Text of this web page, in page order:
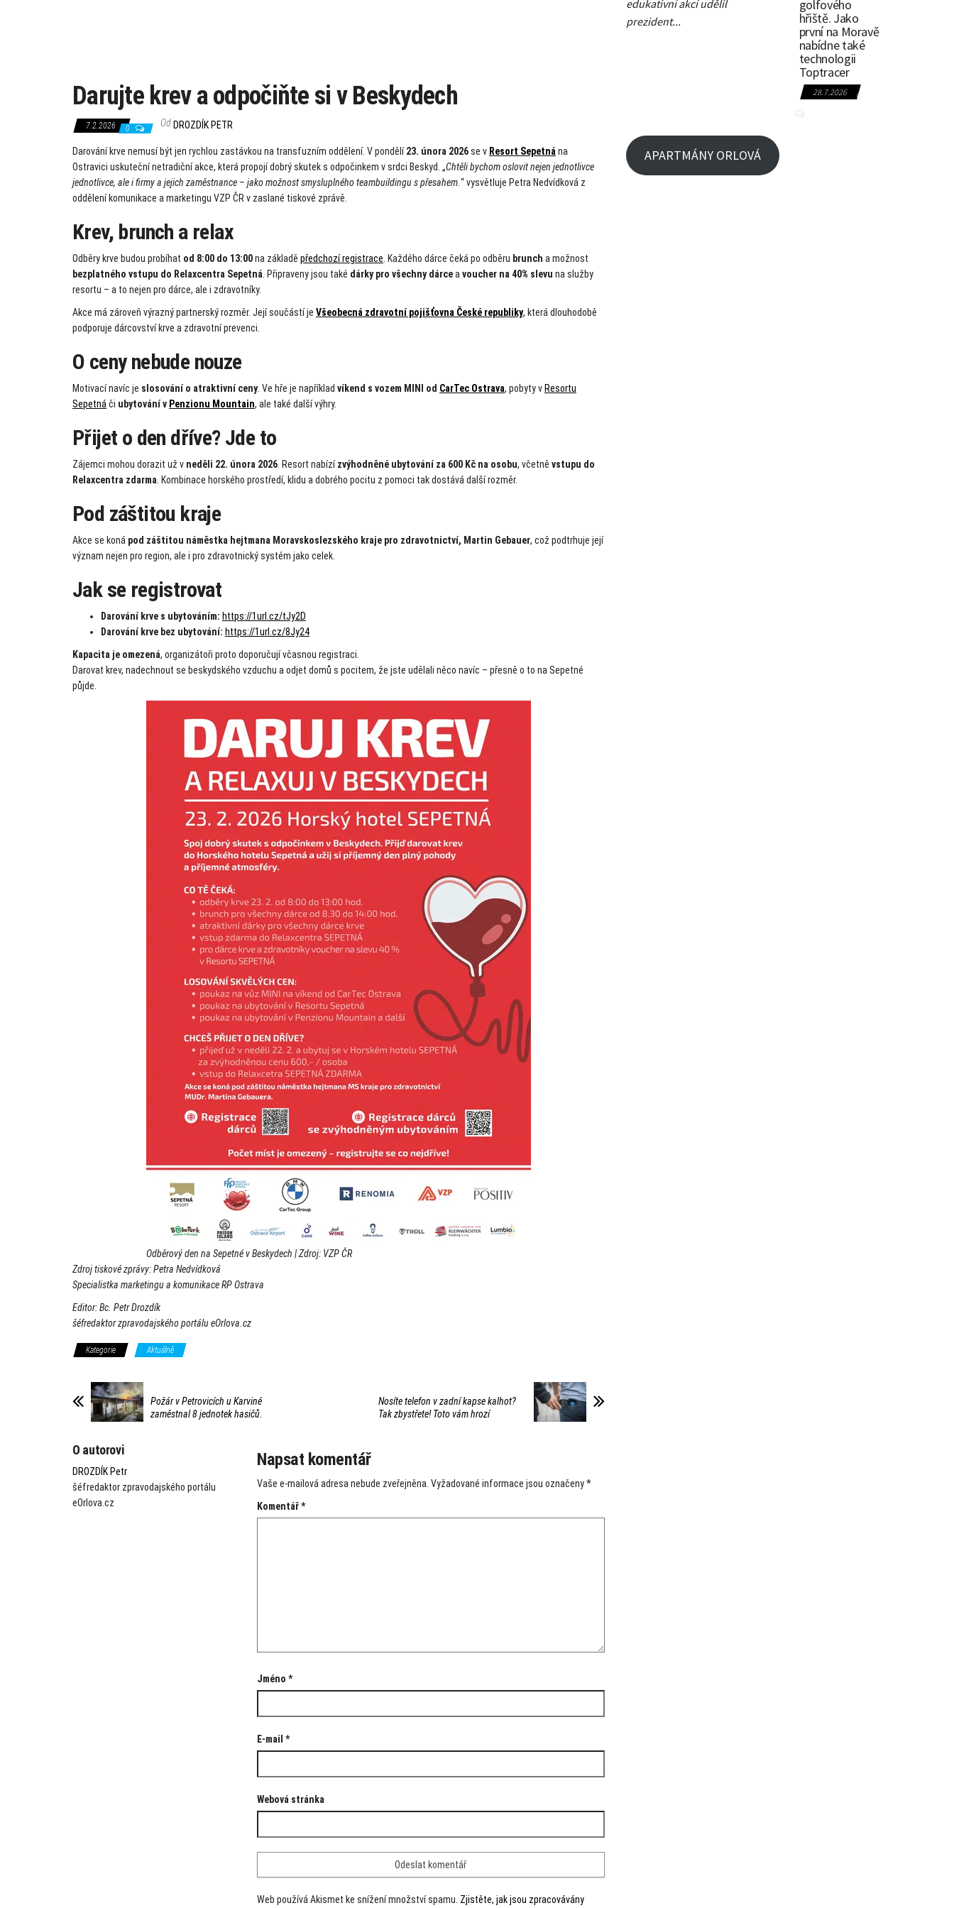
Darujte krev a odpočiňte si v Beskydech
7.2.2026 0 Od DROZDÍK PETR
Darování krve nemusí být jen rychlou zastávkou na transfuzním oddělení. V pondělí23. února 2026se v Resort Sepetná na
Ostravici uskuteční netradiční akce, která propojí dobrý skutek s odpočinkem v srdci Beskyd. „Chtěli bychom oslovit nejen jednotlivce
jednotlivce, ale i firmy a jejich zaměstnance – jako možnost smysluplného teambuildingu s přesahem. “ vysvětluje Petra Nedvídková z
oddělení komunikace a marketingu VZP ČR v zaslané tiskové zprávě.
Krev, brunch a relax
Odběry krve budou probíhat od 8:00 do 13:00na základě předchozí registrace . Každého dárce čeká po odběru brunch a možnost
bezplatného vstupu do Relaxcentra Sepetná . Připraveny jsou také dárky pro všechny dárcea voucher na 40% slevu na služby
resortu – a to nejen pro dárce, ale i zdravotníky.
Akce má zároveň výrazný partnerský rozměr. Její součástí je Všeobecná zdravotní pojišťovna České republiky, která dlouhodobě
podporuje dárcovství krve a zdravotní prevenci.
O ceny nebude nouze
Motivací navíc je slosování o atraktivní ceny. Ve hře je například víkend s vozem MINI od CarTec Ostrava, pobyty v Resortu
Sepetná či ubytování v Penzionu Mountain, ale také další výhry.
Přijet o den dříve? Jde to
Zájemci mohou dorazit už v neděli 22. února 2026 . Resort nabízízvýhodněné ubytování za 600 Kč na osobu, včetně vstupu do
Relaxcentra zdarma . Kombinace horského prostředí, klidu a dobrého pocitu z pomoci tak dostává další rozměr.
Pod záštitou kraje
Akce se koná pod záštitou náměstka hejtmana Moravskoslezského kraje pro zdravotnictví, Martin Gebauer, což podtrhuje její
význam nejen pro region, ale i pro zdravotnický systém jako celek.
Jak se registrovat
Darování krve s ubytováním: https://1url.cz/tJy2D
Darování krve bez ubytování: https://1url.cz/8Jy24
Kapacita je omezená, organizátoři proto doporučují včasnou registraci.
Darovat krev, nadechnout se beskydského vzduchu a odjet domů s pocitem, že jste udělali něco navíc – přesně o to na Sepetné
půjde.
Odběrový den na Sepetné v Beskydech | Zdroj: VZP ČR
Zdroj tiskové zprávy: Petra Nedvídková
Specialistka marketingu a komunikace RP Ostrava
Editor: Bc. Petr Drozdík
šéfredaktor zpravodajského portálu eOrlova.cz
Kategorie Aktuálně
Požár v Petrovicích u Karviné
zaměstnal 8 jednotek hasičů.
Nosíte telefon v zadní kapse kalhot?
Tak zbystřete! Toto vám hrozí
O autorovi
DROZDÍK Petr
šéfredaktor zpravodajského portálu
eOrlova.cz
Napsat komentář
Vaše e-mailová adresa nebude zveřejněna. Vyžadované informace jsou označeny*
Komentář*
Jméno *
E-mail *
Webová stránka
Web používá Akismet ke snížení množství spamu. Zjistěte, jak jsou zpracovávány
edukativní akcí udělil
prezident...
golfového
hřiště. Jako
první na Moravě
nabídne také
technologii
Toptracer
28.7.2026 0
APARTMÁNY ORLOVÁ